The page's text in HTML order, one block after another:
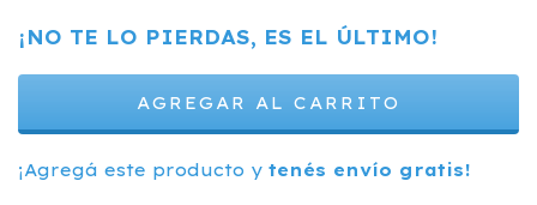
¡NO TE LO PIERDAS, ES EL ÚLTIMO!
¡Agregá este producto y tenés envío gratis!